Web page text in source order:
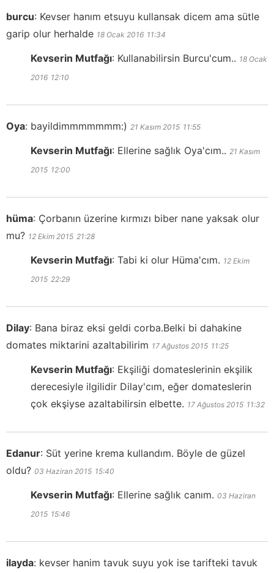
burcu: Kevser hanım etsuyu kullansak dicem ama sütle
garip olur herhalde 18 Ocak 2016 11:34
Kevserin Mutfağı: Kullanabilirsin Burcu'cum.. 18 Ocak
2016 12:10
Oya: bayildimmmmmmm:) 21 Kasım 2015 11:55
Kevserin Mutfağı: Ellerine sağlık Oya'cım.. 21 Kasım
2015 12:00
hüma: Çorbanın üzerine kırmızı biber nane yaksak olur
mu? 12 Ekim 2015 21:28
Kevserin Mutfağı: Tabi ki olur Hüma'cım. 12 Ekim
2015 22:29
Dilay: Bana biraz eksi geldi corba.Belki bi dahakine
domates miktarini azaltabilirim 17 Ağustos 2015 11:25
Kevserin Mutfağı: Ekşiliği domateslerinin ekşilik
derecesiyle ilgilidir Dilay'cım, eğer domateslerin
çok ekşiyse azaltabilirsin elbette. 17 Ağustos 2015 11:32
Edanur: Süt yerine krema kullandım. Böyle de güzel
oldu? 03 Haziran 2015 15:40
Kevserin Mutfağı: Ellerine sağlık canım. 03 Haziran
2015 15:46
ilayda: kevser hanim tavuk suyu yok ise tarifteki tavuk